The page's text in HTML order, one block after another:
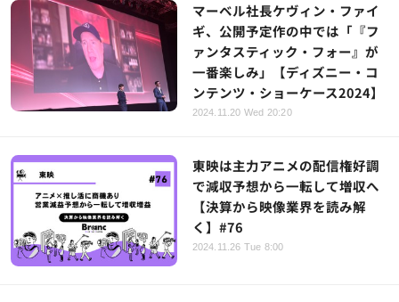
マーベル社長ケヴィン・ファイ
ギ、公開予定作の中では「『フ
ァンタスティック・フォー』が
一番楽しみ」【ディズニー・コ
ンテンツ・ショーケース2024】
2024.11.20 Wed 20:20
東映は主力アニメの配信権好調
で減収予想から一転して増収へ
【決算から映像業界を読み解
く】#76
2024.11.26 Tue 8:00